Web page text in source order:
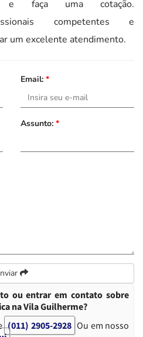
e faça uma cotação.
competentes e
um excelente atendimento.
Email: *
Assunto: *
ou entrar em contato sobre
na Vila Guilherme?
(011) 2905-2928 Ou em nosso